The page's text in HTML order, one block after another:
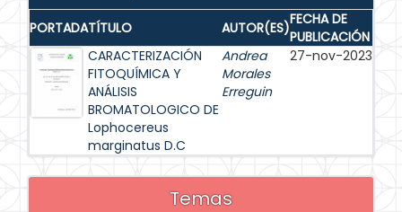
PORTADATÍTULO AUTOR(ES)FECHA DE
PUBLICACIÓN
CARACTERIZACIÓN
FITOQUÍMICA Y
ANÁLISIS
BROMATOLOGICO DE
Lophocereus
marginatus D.C
Andrea
Morales
Erreguin
27-nov-2023
Temas